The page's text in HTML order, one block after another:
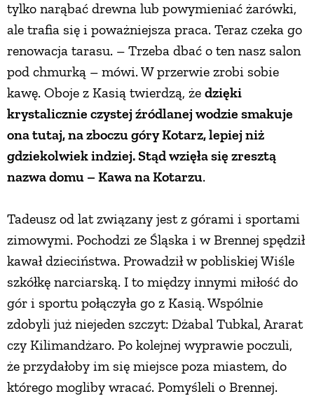
tylko narąbać drewna lub powymieniać żarówki,
ale trafia się i poważniejsza praca. Teraz czeka go
renowacja tarasu. – Trzeba dbać o ten nasz salon
pod chmurką – mówi. W przerwie zrobi sobie
kawę. Oboje z Kasią twierdzą, że dzięki
krystalicznie czystej źródlanej wodzie smakuje
ona tutaj, na zboczu góry Kotarz, lepiej niż
gdziekolwiek indziej. Stąd wzięła się zresztą
nazwa domu – Kawa na Kotarzu.
Tadeusz od lat związany jest z górami i sportami
zimowymi. Pochodzi ze Śląska i w Brennej spędził
kawał dzieciństwa. Prowadził w pobliskiej Wiśle
szkółkę narciarską. I to między innymi miłość do
gór i sportu połączyła go z Kasią. Wspólnie
zdobyli już niejeden szczyt: Dżabal Tubkal, Ararat
czy Kilimandżaro. Po kolejnej wyprawie poczuli,
że przydałoby im się miejsce poza miastem, do
którego mogliby wracać. Pomyśleli o Brennej.
PRZETWORY
INNE